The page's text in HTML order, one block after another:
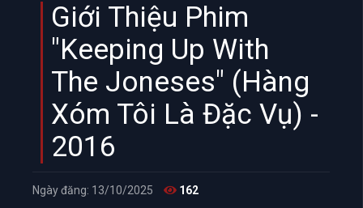
Giới Thiệu Phim
"Keeping Up With
The Joneses" (Hàng
Xóm Tôi Là Đặc Vụ) -
2016
Ngày đăng: 13/10/2025 162